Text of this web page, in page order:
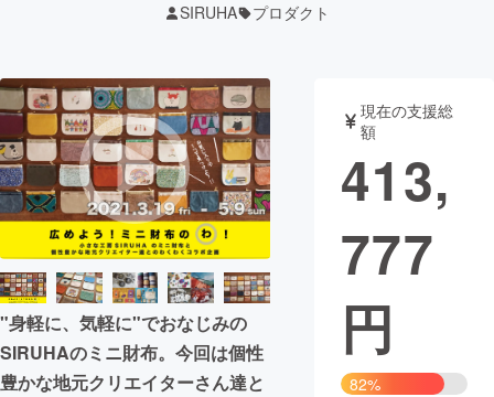
テクノロジー・ガジェット
映像・映画 書籍・雑誌
ビジネス・起業 チャレンジ
まちづくり・地域活性化
CAMPFIRE for Social Good
CAMPFIRE Creation
SIRUHA プロダクト
"身軽に、気軽に"でおなじみの
SIRUHAのミニ財布。今回は個性
豊かな地元クリエイターさん達と
現在の支援総
額
413,
777
円
82%